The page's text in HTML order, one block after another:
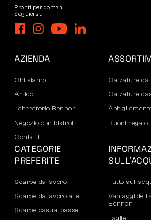
Pronti per domani
Seguici su
AZIENDA
Chi siamo
Articoli
Laboratorio Bennon
Negozio con bistrot
Contatti
Calzature da
Calzature
Buoni regalo
CATEGORIE
PREFERITE
Scarpe da lavoro
Scarpe da lavoro alte
Scarpe casual basse
Tutto
Vantaggi
Bennon
Taglie